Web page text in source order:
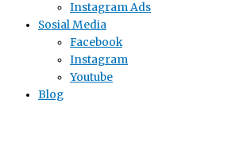
Instagram Ads
Sosial Media
Facebook
Instagram
Youtube
Blog